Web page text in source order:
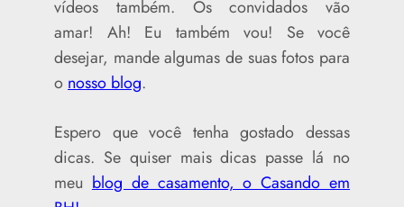
vídeos também. Os convidados vão
amar! Ah! Eu também vou! Se você
desejar, mande algumas de suas fotos para
o nosso blog.
Espero que você tenha gostado dessas
dicas. Se quiser mais dicas passe lá no
meu blog de casamento, o Casando em